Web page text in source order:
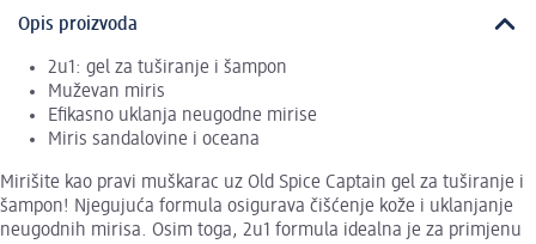
Opis proizvoda
2u1: gel za tuširanje i šampon
Muževan miris
Efikasno uklanja neugodne mirise
Miris sandalovine i oceana
Mirišite kao pravi muškarac uz Old Spice Captain gel za tuširanje i
šampon! Njegujuća formula osigurava čišćenje kože i uklanjanje
neugodnih mirisa. Osim toga, 2u1 formula idealna je za primjenu